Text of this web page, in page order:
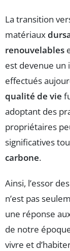
La transition
matériaux
renouvelables
est devenue un
effectués
qualité de vie
adoptant des
propriétaires
significatives
carbone.
Ainsi, l’essor
n’est pas
une réponse
de notre
vivre et